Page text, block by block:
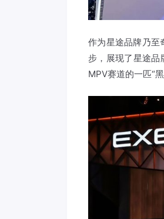
作为星途品牌乃至
步，展现了星途品
MPV赛道的一匹“黑